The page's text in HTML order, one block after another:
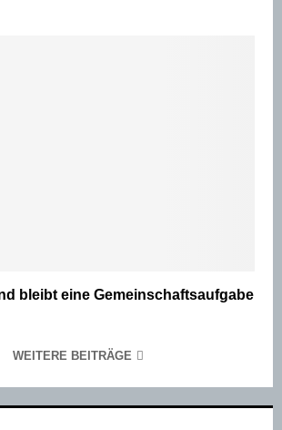
bleibt eine Gemeinschaftsaufgabe
WEITERE BEITRÄGE